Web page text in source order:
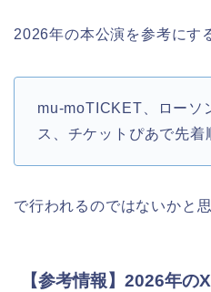
2026年の本公演を参考にす
mu-moTICKET、ローソ
ス、チケットぴあで先着
で行われるのではないかと思
【参考情報】2026年の